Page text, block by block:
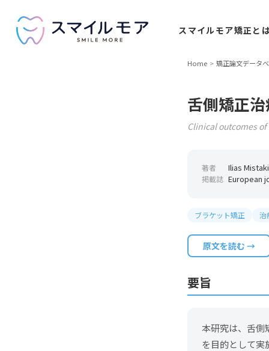
スマイルモア矯正と
Home 矯正論文データ
舌側矯正
Clinical outcomes
著者 Ilias
掲載誌 European
ブラケット矯正 治
原文を読む →
要旨
本研究は、舌側
を目的として実